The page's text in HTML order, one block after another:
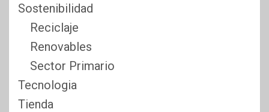
Sostenibilidad
Reciclaje
Renovables
Sector Primario
Tecnologia
Tienda